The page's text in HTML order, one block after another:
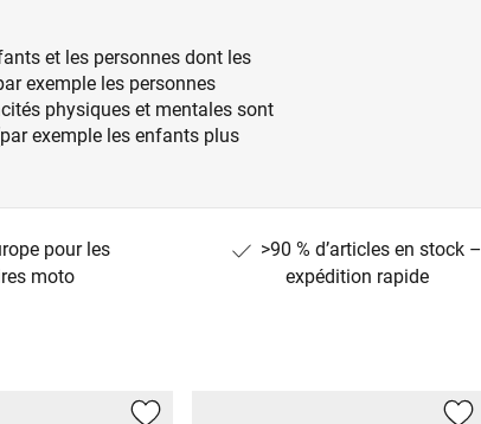
et les personnes dont les
exemple les personnes
physiques et mentales sont
exemple les enfants plus
pour les
moto
>90 % d’articles en stock –
expédition rapide